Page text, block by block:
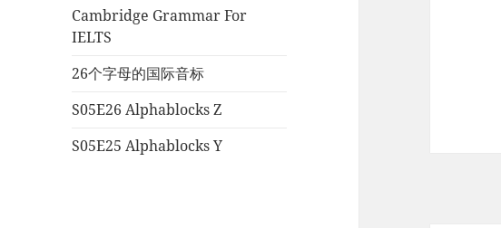
Cambridge Grammar For
IELTS
26个字母的国际音标
S05E26 Alphablocks Z
S05E25 Alphablocks Y